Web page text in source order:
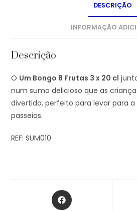
DESCRIÇÃO
INFORMAÇÃO
Descrição
O Um Bongo 8 Frutas 3 x 20 cl
num sumo delicioso que as
divertido, perfeito para levar para
passeios.
REF: SUM010